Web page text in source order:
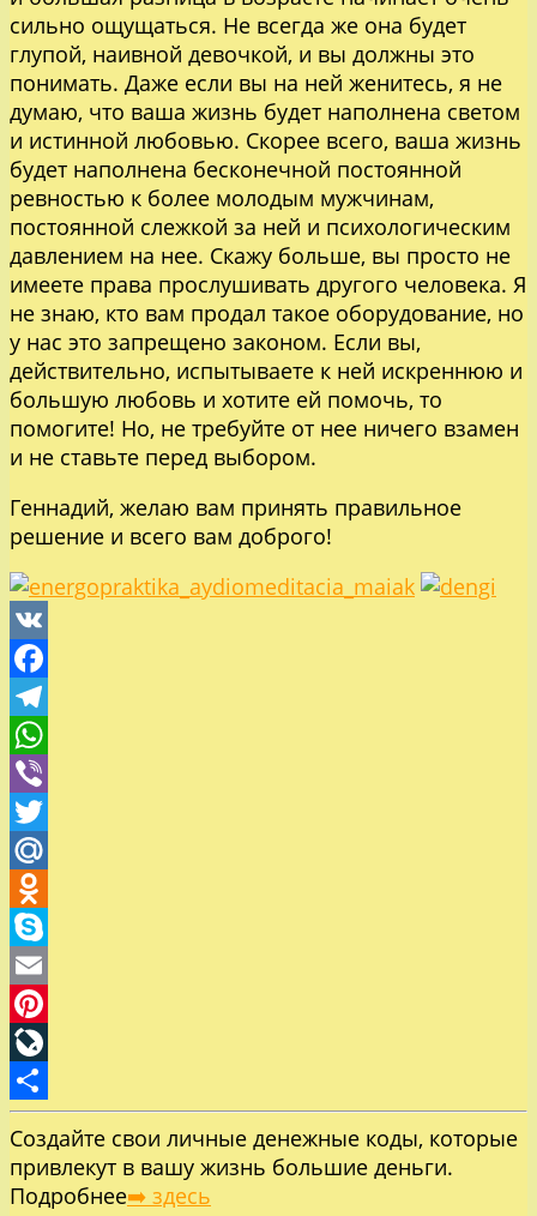
сильно ощущаться. Не всегда же она будет
глупой, наивной девочкой, и вы должны это
понимать. Даже если вы на ней женитесь, я не
думаю, что ваша жизнь будет наполнена светом
и истинной любовью. Скорее всего, ваша жизнь
будет наполнена бесконечной постоянной
ревностью к более молодым мужчинам,
постоянной слежкой за ней и психологическим
давлением на нее. Скажу больше, вы просто не
имеете права прослушивать другого человека. Я
не знаю, кто вам продал такое оборудование, но
у нас это запрещено законом. Если вы,
действительно, испытываете к ней искреннюю и
большую любовь и хотите ей помочь, то
помогите! Но, не требуйте от нее ничего взамен
и не ставьте перед выбором.
Геннадий, желаю вам принять правильное
решение и всего вам доброго!
VK
Facebook
Telegram
WhatsApp
Viber
Twitter
Mail.Ru
Odnoklassniki
Skype
Email
Pinterest
LiveJournal
Отправить
Создайте свои личные денежные коды, которые
привлекут в вашу жизнь большие деньги.
Подробнее➡️ здесь